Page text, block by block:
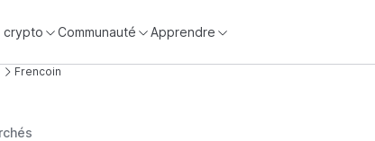
crypto Communauté Apprendre
Frencoin